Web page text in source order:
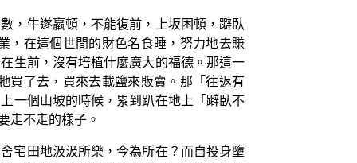
，牛遂羸頓，不能復前，上坂困頓，躃臥
，在這個世間的財色名食睡，努力地去賺
生前，沒有培植什麼廣大的福德。那這一
了去，買來去載鹽來販賣。那「往返有
一個山坡的時候，累到趴在地上「躃臥不
走不走的樣子。
宅田地汲汲所樂，今為所在？而自投身墮